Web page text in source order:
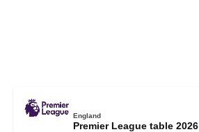
England
Premier League table 2026